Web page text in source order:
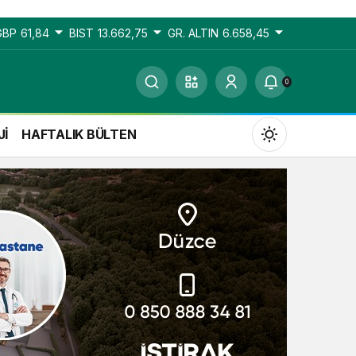
61,84 BIST 13.662,75 GR. ALTIN 6.658,45
0
HAFTALIK BÜLTEN
Gündüz Modu
Gündüz modunu seçin.
Gece Modu
Gece modunu seçin.